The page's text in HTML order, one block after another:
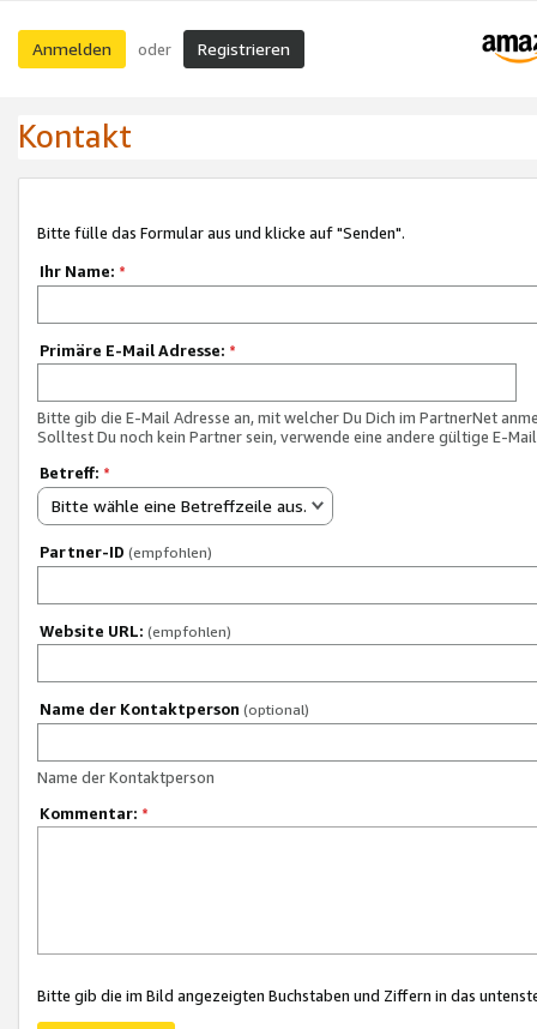
Anmelden oder Registrieren
Kontakt
Bitte fülle das Formular aus und klicke auf "Senden".
Ihr Name: *
Primäre E-Mail Adresse: *
Bitte gib die E-Mail Adresse an, mit welcher Du Dich im PartnerNet
Solltest Du noch kein Partner sein, verwende eine andere gültige E-
Betreff: *
Bitte wähle eine Betreffzeile aus.
Partner-ID (empfohlen)
Website URL: (empfohlen)
Name der Kontaktperson (optional)
Name der Kontaktperson
Kommentar: *
Bitte gib die im Bild angezeigten Buchstaben und Ziffern in das